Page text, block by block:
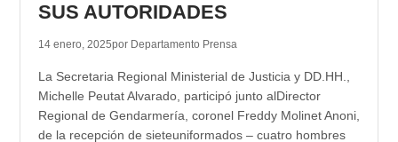
SUS AUTORIDADES
14 enero, 2025por Departamento Prensa
La Secretaria Regional Ministerial de Justicia y DD.HH.,
Michelle Peutat Alvarado, participó junto alDirector
Regional de Gendarmería, coronel Freddy Molinet Anoni,
de la recepción de sieteuniformados – cuatro hombres